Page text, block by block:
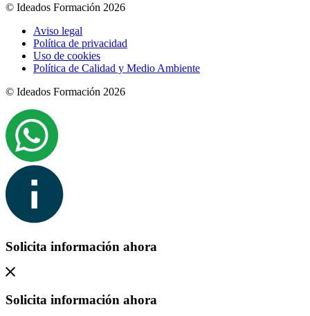
© Ideados Formación 2026
Aviso legal
Política de privacidad
Uso de cookies
Política de Calidad y Medio Ambiente
© Ideados Formación 2026
Solicita información ahora
Solicita información ahora